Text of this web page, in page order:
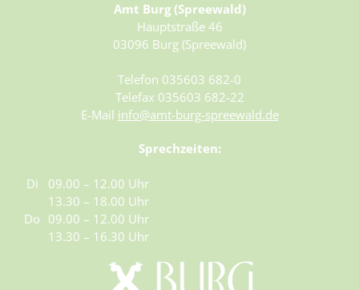
Amt Burg (Spreewald)
Hauptstraße 46
03096 Burg (Spreewald)
Telefon 035603 682-0
Telefax 035603 682-22
E-Mail info@amt-burg-spreewald.de
Sprechzeiten:
Di
09.00 – 12.00 Uhr
13.30 – 18.00 Uhr
Do 09.00 – 12.00 Uhr
13.30 – 16.30 Uhr